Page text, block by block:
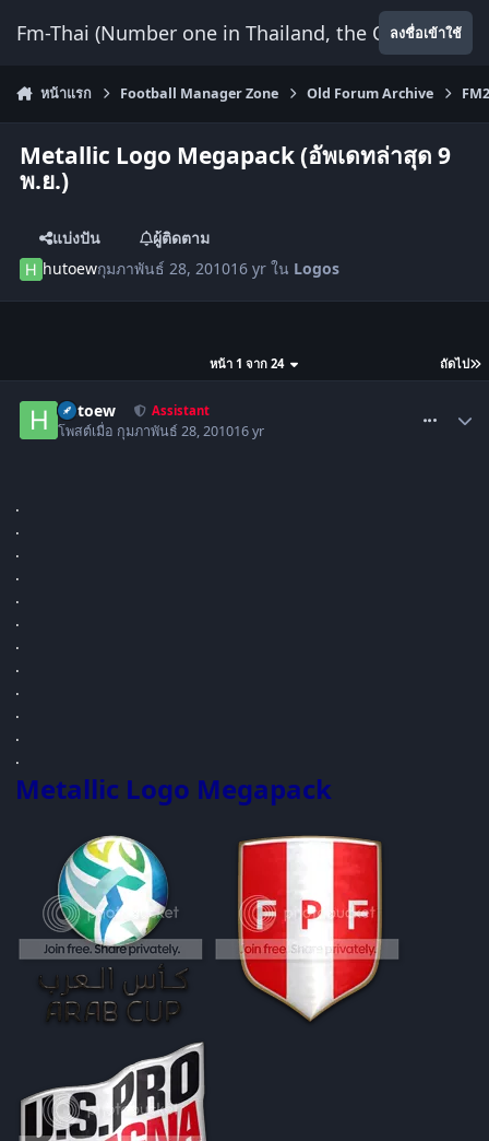
Fm-Thai (Number one in Thailand, the Onlyลงชื่อเข้าใช้
หน้าแรก Football Manager Zone Old Forum Archive
Metallic Logo Megapack (อัพเดทล่าสุด 9
พ.ย.)
แบ่งปัน
ผู้ติดตาม
hutoewกุมภาพันธ์ 28, 201016 yr ใน Logos
ถัดไป
หน้า 1 จาก 24
hutoew Assistant
โพสต์เมื่อ กุมภาพันธ์ 28, 201016 yr
.
.
.
.
.
.
.
.
.
.
.
.
Metallic Logo Megapack